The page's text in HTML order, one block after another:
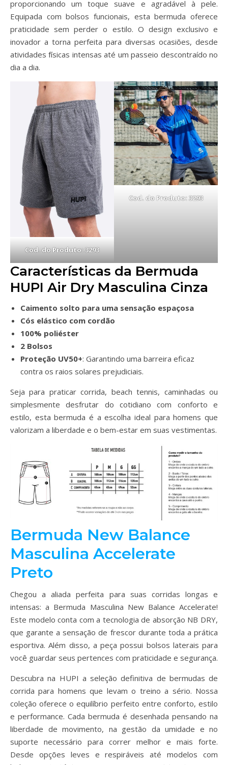
proporcionando um toque suave e agradável à pele.
Equipada com bolsos funcionais, esta bermuda oferece
praticidade sem perder o estilo. O design exclusivo e
inovador a torna perfeita para diversas ocasiões, desde
atividades físicas intensas até um passeio descontraído no
dia a dia.
Cod. do Produto: 3293
Cod. do Produto: 3293
Características da Bermuda
HUPI Air Dry Masculina Cinza
Caimento solto para uma sensação espaçosa
Cós elástico com cordão
100% poliéster
2 Bolsos
Proteção UV50+: Garantindo uma barreira eficaz
contra os raios solares prejudiciais.
Seja para praticar corrida, beach tennis, caminhadas ou
simplesmente desfrutar do cotidiano com conforto e
estilo, esta bermuda é a escolha ideal para homens que
valorizam a liberdade e o bem-estar em suas vestimentas.
Bermuda New Balance
Masculina Accelerate
Preto
Chegou a aliada perfeita para suas corridas longas e
intensas: a Bermuda Masculina New Balance Accelerate!
Este modelo conta com a tecnologia de absorção NB DRY,
que garante a sensação de frescor durante toda a prática
esportiva. Além disso, a peça possui bolsos laterais para
você guardar seus pertences com praticidade e segurança.
Descubra na HUPI a seleção definitiva de bermudas de
corrida para homens que levam o treino a sério. Nossa
coleção oferece o equilíbrio perfeito entre conforto, estilo
e performance. Cada bermuda é desenhada pensando na
liberdade de movimento, na gestão da umidade e no
suporte necessário para correr melhor e mais forte.
Desde opções leves e respiráveis até modelos com